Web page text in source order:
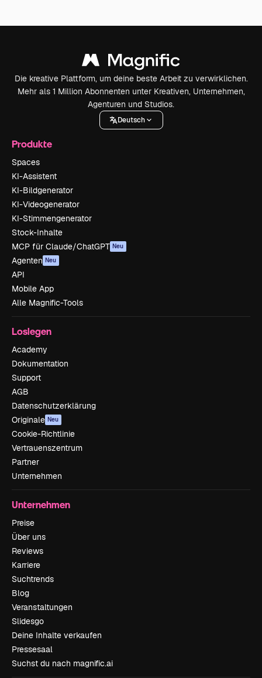
Die kreative Plattform, um deine beste Arbeit zu verwirklichen.
Mehr als 1 Million Abonnenten unter Kreativen, Unternehmen,
Agenturen und Studios.
Deutsch
Produkte
Spaces
KI-Assistent
KI-Bildgenerator
KI-Videogenerator
KI-Stimmengenerator
Stock-Inhalte
MCP für Claude/ChatGPT Neu
Agenten Neu
API
Mobile App
Alle Magnific-Tools
Loslegen
Academy
Dokumentation
Support
AGB
Datenschutzerklärung
Originale Neu
Cookie-Richtlinie
Vertrauenszentrum
Partner
Unternehmen
Unternehmen
Preise
Über uns
Reviews
Karriere
Suchtrends
Blog
Veranstaltungen
Slidesgo
Deine Inhalte verkaufen
Pressesaal
Suchst du nach magnific.ai